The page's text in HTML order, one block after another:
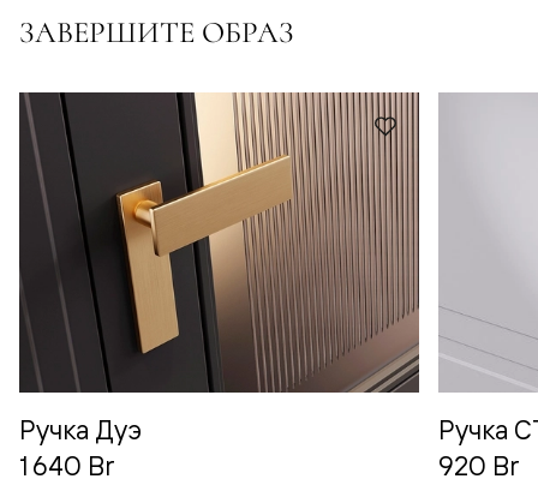
ЗАВЕРШИТЕ ОБРАЗ
Ручка Дуэ
1 640 Br
Ручка
920 Br